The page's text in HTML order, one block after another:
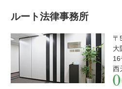
ルート法律事務所
〒
大
16
西